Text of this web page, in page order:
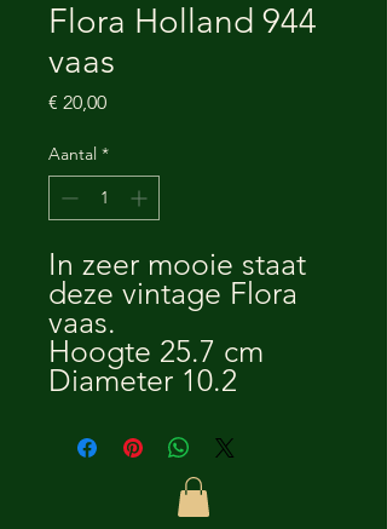
Flora Holland 944
vaas
€ 20,00Prijs
Aantal *
In zeer mooie staat
deze vintage Flora
vaas.
Hoogte 25.7 cm
Diameter 10.2